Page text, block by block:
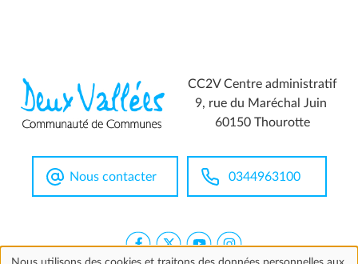
CC2V Centre administratif
9, rue du Maréchal Juin
60150 Thourotte
Nous contacter 0344963100